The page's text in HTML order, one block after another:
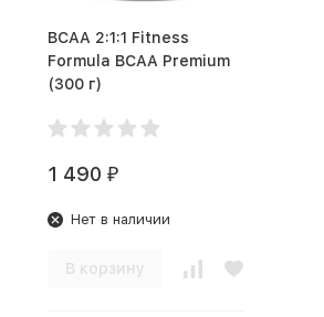
BCAA 2:1:1 Fitness
Formula BCAA Premium
(300 г)
1 490 ₽
Нет в наличии
В корзину